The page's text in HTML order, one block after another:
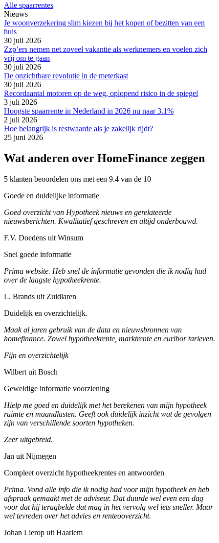
Alle spaarrentes
Nieuws
Je woonverzekering slim kiezen bij het kopen of bezitten van een
huis
30 juli 2026
Zzp’ers nemen net zoveel vakantie als werknemers en voelen zich
vrij om te gaan
30 juli 2026
De onzichtbare revolutie in de meterkast
30 juli 2026
Recordaantal motoren op de weg, oplopend risico in de spiegel
3 juli 2026
Hoogste spaarrente in Nederland in 2026 nu naar 3.1%
2 juli 2026
Hoe belangrijk is restwaarde als je zakelijk rijdt?
25 juni 2026
Wat anderen over HomeFinance zeggen
5 klanten beoordelen ons met een 9.4 van de 10
Goede en duidelijke informatie
Goed overzicht van Hypotheek nieuws en gerelateerde
nieuwsberichten. Kwalitatief geschreven en altijd onderbouwd.
F.V. Doedens uit Winsum
Snel goede informatie
Prima website. Heb snel de informatie gevonden die ik nodig had
over de laagste hypotheekrente.
L. Brands uit Zuidlaren
Duidelijk en overzichtelijk.
Maak al jaren gebruik van de data en nieuwsbronnen van
homefinance. Zowel hypotheekrente, marktrente en euribor tarieven.
Fijn en overzichtelijk
Wilbert uit Bosch
Geweldige informatie voorziening
Hielp me goed en duidelijk met het berekenen van mijn hypotheek
ruimte en maandlasten. Geeft ook duidelijk inzicht wat de gevolgen
zijn van verschillende soorten hypotheken.
Zeer uitgebreid.
Jan uit Nijmegen
Compleet overzicht hypotheekrentes en antwoorden
Prima. Vond alle info die ik nodig had voor mijn hypotheek en heb
afspraak gemaakt met de adviseur. Dat duurde wel even een dag
voor dat hij terugbelde dat mag in het vervolg wel iets sneller. Maar
wel tevreden over het advies en renteooverzicht.
Johan Lierop uit Haarlem